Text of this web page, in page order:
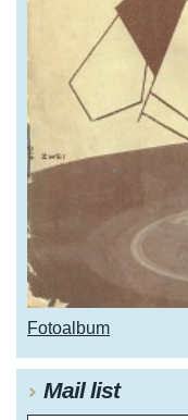
Fotoalbum
Mail list